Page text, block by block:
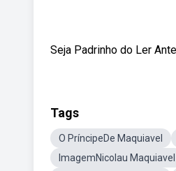
Seja Padrinho do Ler
Tags
O PríncipeDe Maquiavel
ImagemNicolau Maquiavel